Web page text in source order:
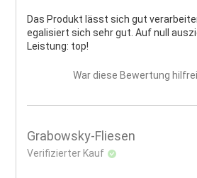
Das Produkt lässt sich gut
egalisiert sich sehr gut. Auf null
Leistung: top!
War diese Bewertung
Grabowsky-Fliesen
Verifizierter Kauf